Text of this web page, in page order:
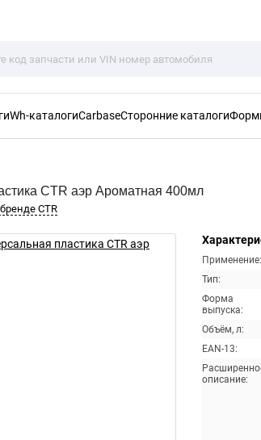
Wh-каталогиCarbaseСторонние каталоги
CTR аэр Ароматная 400мл
CTR
Применение:
Тип:
Форма
выпуска:
Объём, л:
EAN-13:
описание: